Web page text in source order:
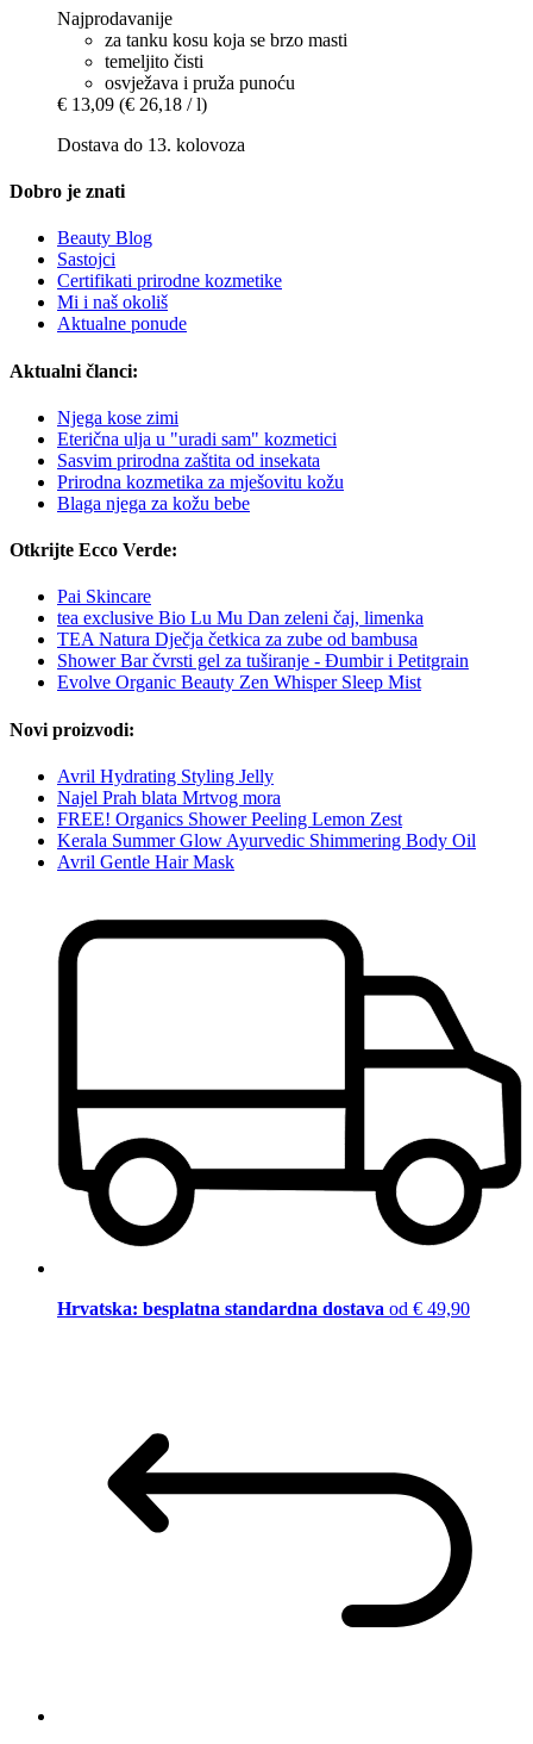
Najprodavanije
za tanku kosu koja se brzo masti
temeljito čisti
osvježava i pruža punoću
€ 13,09 (€ 26,18 / l)
Dostava do 13. kolovoza
Dobro je znati
Beauty Blog
Sastojci
Certifikati prirodne kozmetike
Mi i naš okoliš
Aktualne ponude
Aktualni članci:
Njega kose zimi
Eterična ulja u "uradi sam" kozmetici
Sasvim prirodna zaštita od insekata
Prirodna kozmetika za mješovitu kožu
Blaga njega za kožu bebe
Otkrijte Ecco Verde:
Pai Skincare
tea exclusive Bio Lu Mu Dan zeleni čaj, limenka
TEA Natura Dječja četkica za zube od bambusa
Shower Bar čvrsti gel za tuširanje - Đumbir i Petitgrain
Evolve Organic Beauty Zen Whisper Sleep Mist
Novi proizvodi:
Avril Hydrating Styling Jelly
Najel Prah blata Mrtvog mora
FREE! Organics Shower Peeling Lemon Zest
Kerala Summer Glow Ayurvedic Shimmering Body Oil
Avril Gentle Hair Mask
Hrvatska: besplatna standardna dostava od € 49,90